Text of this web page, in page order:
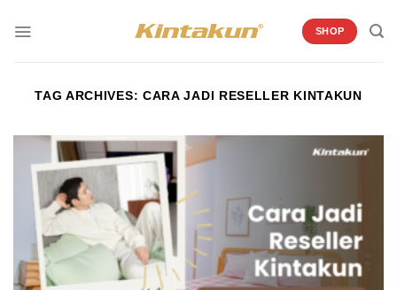
SHOP
TAG ARCHIVES: CARA JADI RESELLER KINTAKUN